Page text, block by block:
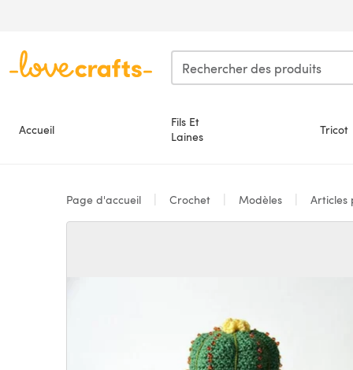
Accueil
Fils Et
Laines
Tricot
Page d'accueil Crochet Modèles Articles